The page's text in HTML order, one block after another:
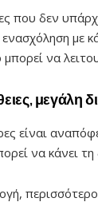
που δεν
με
να
μεγάλη
είναι
να κάνει